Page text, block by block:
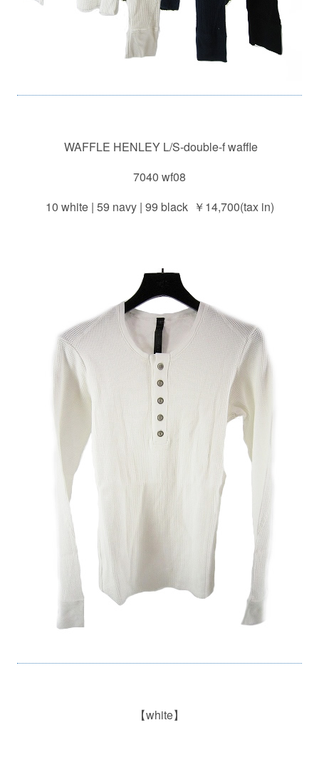
WAFFLE HENLEY L/S-double-f waffle
7040 wf08
10 white | 59 navy | 99 black ￥14,700(tax in)
【white】